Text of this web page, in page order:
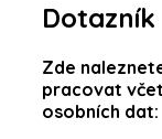
Dotazník
Zde
pracovat
osobních dat: